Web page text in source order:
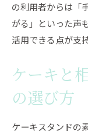
の利用者からは「
がる」といった声
活用できる点が支
ケーキと
の選び方
ケーキスタンドの